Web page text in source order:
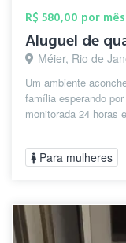
R$ 580,00 por mês
Aluguel de
Méier, Rio de
Um ambiente
família esperando
monitorada 24 horas
Para mulheres